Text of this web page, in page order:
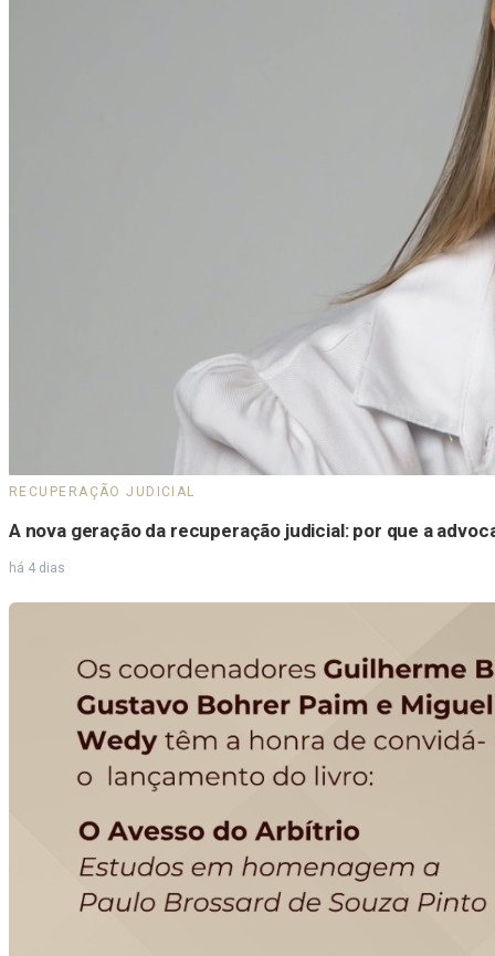
RECUPERAÇÃO JUDICIAL
A nova geração da recuperação judicial: por que a
há 4 dias